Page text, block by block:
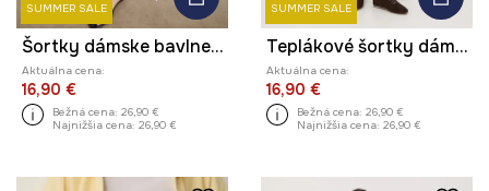
SUMMER SALE
Šortky dámske bavlnené high waist
Aktuálna cena:
16,90 €
Bežná cena: 26,90 €
Najnižšia cena: 26,90 €
SUMMER SALE
Teplákové šortky dámske s modalom
Aktuálna cena:
16,90 €
Bežná cena: 26,90 €
Najnižšia cena: 26,90 €